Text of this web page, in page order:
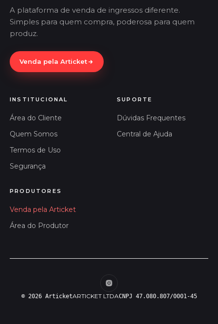
A plataforma de venda de ingressos diferente.
Simples para quem compra, poderosa para quem
produz.
Venda pela Articket
INSTITUCIONAL
Área do Cliente
Quem Somos
Termos de Uso
Segurança
SUPORTE
Dúvidas Frequentes
Central de Ajuda
PRODUTORES
Venda pela Articket
Área do Produtor
© 2026 ArticketARTICKET LTDACNPJ 47.080.807/0001-45